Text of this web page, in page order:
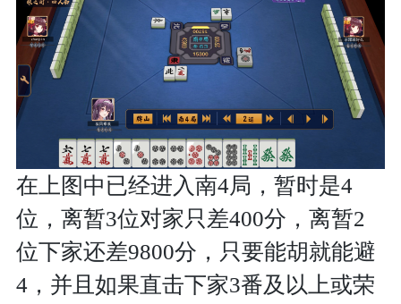
在上图中已经进入南4局，暂时是4
位，离暂3位对家只差400分，离暂2
位下家还差9800分，只要能胡就能避
4，并且如果直击下家3番及以上或荣